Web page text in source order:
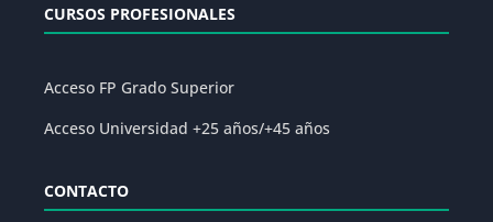
CURSOS PROFESIONALES
Acceso FP Grado Superior
Acceso Universidad +25 años/+45 años
CONTACTO